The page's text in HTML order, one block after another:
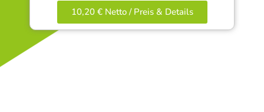
10,20 € Netto / Preis & Details